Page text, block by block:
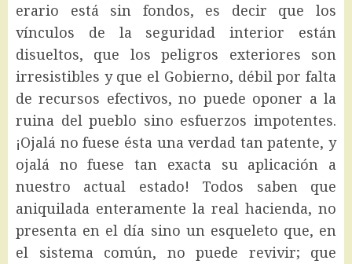
erario está sin fondos, es decir que los
vínculos de la seguridad interior están
disueltos, que los peligros exteriores son
irresistibles y que el Gobierno, débil por falta
de recursos efectivos, no puede oponer a la
ruina del pueblo sino esfuerzos impotentes.
¡Ojalá no fuese ésta una verdad tan patente, y
ojalá no fuese tan exacta su aplicación a
nuestro actual estado! Todos saben que
aniquilada enteramente la real hacienda, no
presenta en el día sino un esqueleto que, en
el sistema común, no puede revivir; que